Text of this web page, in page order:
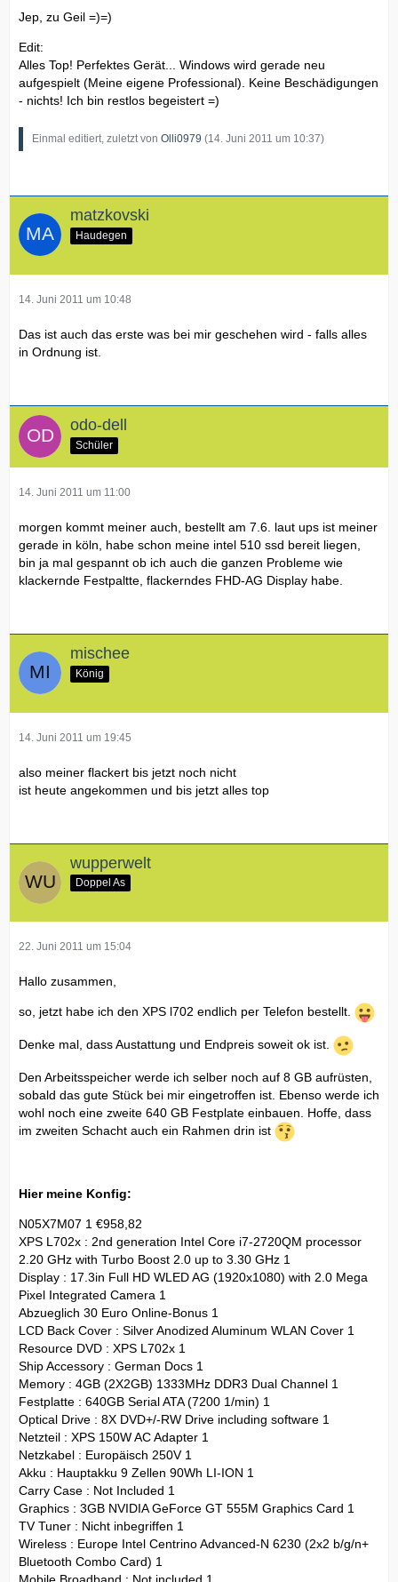
Jep, zu Geil =)=)
Edit:
Alles Top! Perfektes Gerät... Windows wird gerade neu
aufgespielt (Meine eigene Professional). Keine Beschädigungen
- nichts! Ich bin restlos begeistert =)
Einmal editiert, zuletzt von Olli0979 (14. Juni 2011 um 10:37)
matzkovski
Haudegen
14. Juni 2011 um 10:48
Das ist auch das erste was bei mir geschehen wird - falls alles
in Ordnung ist.
odo-dell
Schüler
14. Juni 2011 um 11:00
morgen kommt meiner auch, bestellt am 7.6. laut ups ist meiner
gerade in köln, habe schon meine intel 510 ssd bereit liegen,
bin ja mal gespannt ob ich auch die ganzen Probleme wie
klackernde Festpaltte, flackerndes FHD-AG Display habe.
mischee
König
14. Juni 2011 um 19:45
also meiner flackert bis jetzt noch nicht
ist heute angekommen und bis jetzt alles top
wupperwelt
Doppel As
22. Juni 2011 um 15:04
Hallo zusammen,
so, jetzt habe ich den XPS l702 endlich per Telefon bestellt.
Denke mal, dass Austattung und Endpreis soweit ok ist.
Den Arbeitsspeicher werde ich selber noch auf 8 GB aufrüsten,
sobald das gute Stück bei mir eingetroffen ist. Ebenso werde ich
wohl noch eine zweite 640 GB Festplate einbauen. Hoffe, dass
im zweiten Schacht auch ein Rahmen drin ist
Hier meine Konfig:
N05X7M07 1 €958,82
XPS L702x : 2nd generation Intel Core i7-2720QM processor
2.20 GHz with Turbo Boost 2.0 up to 3.30 GHz 1
Display : 17.3in Full HD WLED AG (1920x1080) with 2.0 Mega
Pixel Integrated Camera 1
Abzueglich 30 Euro Online-Bonus 1
LCD Back Cover : Silver Anodized Aluminum WLAN Cover 1
Resource DVD : XPS L702x 1
Ship Accessory : German Docs 1
Memory : 4GB (2X2GB) 1333MHz DDR3 Dual Channel 1
Festplatte : 640GB Serial ATA (7200 1/min) 1
Optical Drive : 8X DVD+/-RW Drive including software 1
Netzteil : XPS 150W AC Adapter 1
Netzkabel : Europäisch 250V 1
Akku : Hauptakku 9 Zellen 90Wh LI-ION 1
Carry Case : Not Included 1
Graphics : 3GB NVIDIA GeForce GT 555M Graphics Card 1
TV Tuner : Nicht inbegriffen 1
Wireless : Europe Intel Centrino Advanced-N 6230 (2x2 b/g/n+
Bluetooth Combo Card) 1